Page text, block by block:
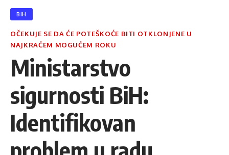
BIH
OČEKUJE SE DA ĆE POTEŠKOĆE BITI OTKLONJENE U
NAJKRAĆEM MOGUĆEM ROKU
Ministarstvo
sigurnosti BiH:
Identifikovan